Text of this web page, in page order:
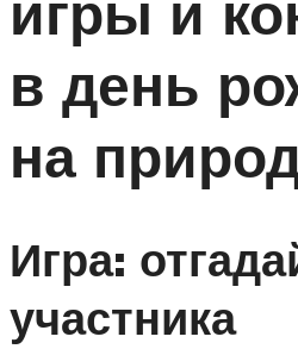
в день
на
Игра:
участника